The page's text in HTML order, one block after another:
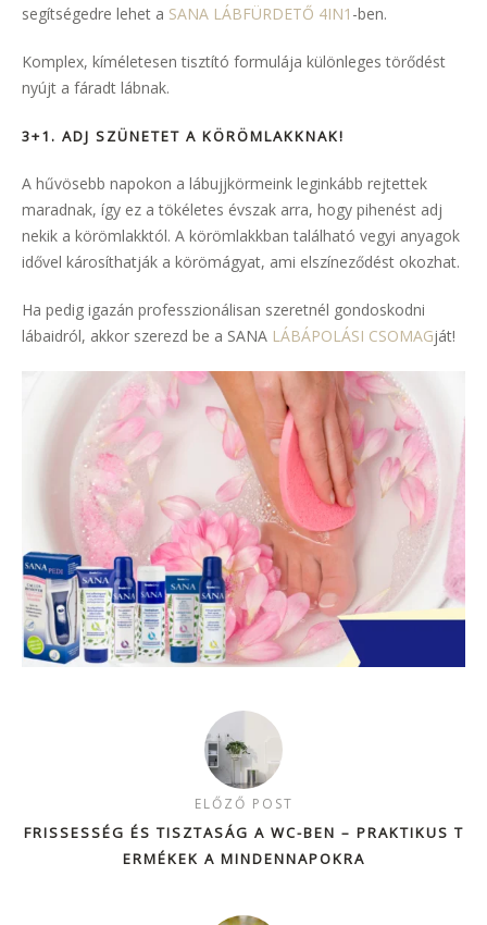
segítségedre lehet a SANA LÁBFÜRDETŐ 4IN1 -ben.
Komplex, kíméletesen tisztító formulája különleges törődést
nyújt a fáradt lábnak.
3+1. ADJ SZÜNETET A KÖRÖMLAKKNAK!
A hűvösebb napokon a lábujjkörmeink leginkább rejtettek
maradnak, így ez a tökéletes évszak arra, hogy pihenést adj
nekik a körömlakktól. A körömlakkban található vegyi anyagok
idővel károsíthatják a körömágyat, ami elszíneződést okozhat.
Ha pedig igazán professzionálisan szeretnél gondoskodni
lábaidról, akkor szerezd be a SANA LÁBÁPOLÁSI CSOMAGját!
ELŐZŐ POST
FRISSESSÉG ÉS TISZTASÁG A WC-BEN – PRAKTIKUS T
ERMÉKEK A MINDENNAPOKRA